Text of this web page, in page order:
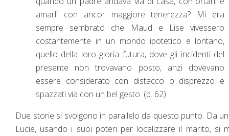
amarli con ancor maggiore tenerezza? Mi era
sempre sembrato che Maud e Lise vivessero
costantemente in un mondo ipotetico e lontano,
quello della loro gloria futura, dove gli incidenti del
presente non trovavano posto, anzi dovevano
essere considerato con distacco o disprezzo e
spazzati via con un bel gesto. (p. 62)
Due storie si svolgono in parallelo da questo punto. Da
Lucie, usando i suoi poteri per localizzare il marito, si